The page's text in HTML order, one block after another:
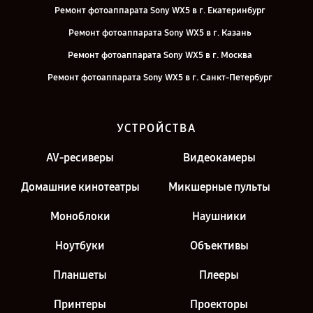
Ремонт фотоаппарата Sony WX5 в г. Екатеринбург
Ремонт фотоаппарата Sony WX5 в г. Казань
Ремонт фотоаппарата Sony WX5 в г. Москва
Ремонт фотоаппарата Sony WX5 в г. Санкт-Петербург
УСТРОЙСТВА
AV-ресиверы Видеокамеры
Домашние кинотеатры Микшерные пульты
Моноблоки Наушники
Ноутбуки Объективы
Планшеты Плееры
Принтеры Проекторы